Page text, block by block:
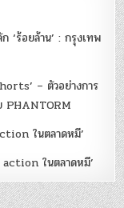
‘ร้อยล้าน’ : กรุงเทพ
– ตัวอย่างการ
PHANTORM
ในตลาดหมี’
ในตลาดหมี’